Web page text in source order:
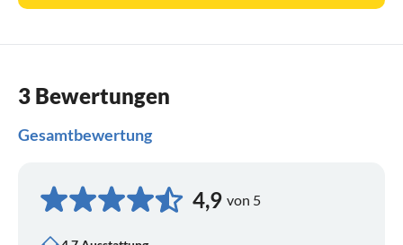
3 Bewertungen
Gesamtbewertung
4,9 von 5